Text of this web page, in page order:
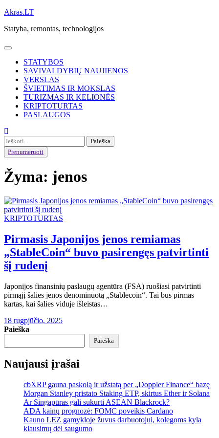
Skip
content
Akras.LT
Statyba, remontas, technologijos
STATYBOS
SAVIVALDYBIŲ NAUJIENOS
VERSLAS
ŠVIETIMAS IR MOKSLAS
TURIZMAS IR KELIONĖS
KRIPTOTURTAS
PASLAUGOS
Ieškoti:
Prenumeruoti
Žyma: jenos
KRIPTOTURTAS
Pirmasis Japonijos jenos remiamas
„StableCoin“ buvo pasirengęs patvirtinti
šį rudenį
Japonijos finansinių paslaugų agentūra (FSA) ruošiasi patvirtinti
pirmąjį šalies jenos denominuotą „Stablecoin“. Tai bus pirmas
kartas, kai šalies viduje išleistas…
18 rugpjūčio, 2025
Paieška
Paieška
Naujausi įrašai
cbXRP gauna paskolą ir užstatą per „Doppler Finance“ bazę
Morgan Stanley pristato Staking ETP, skirtus Ether ir Solana
Ar Singapūras gali sukurti ASEAN Blackrock?
ADA kainų prognozė: FOMC poveikis Cardano
Kauno LEZ gamykloje žuvus darbuotojui, kolegoms kyla
klausimų dėl saugumo